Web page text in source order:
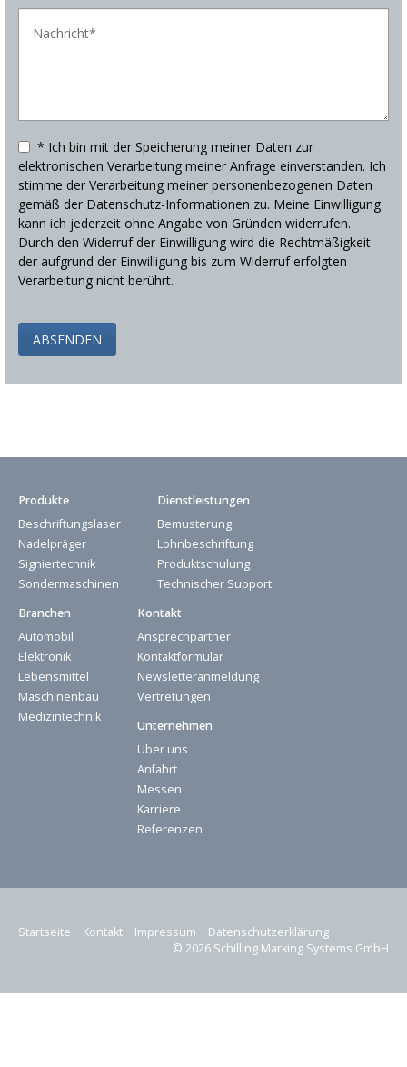
* Ich bin mit der Speicherung meiner Daten zur
elektronischen Verarbeitung meiner Anfrage einverstanden. Ich
stimme der Verarbeitung meiner personenbezogenen Daten
gemäß der Datenschutz-Informationen zu. Meine Einwilligung
kann ich jederzeit ohne Angabe von Gründen widerrufen.
Durch den Widerruf der Einwilligung wird die Rechtmäßigkeit
der aufgrund der Einwilligung bis zum Widerruf erfolgten
Verarbeitung nicht berührt.
Produkte
Beschriftungslaser
Nadelpräger
Signiertechnik
Sondermaschinen
Dienstleistungen
Bemusterung
Lohnbeschriftung
Produktschulung
Technischer Support
Branchen
Automobil
Elektronik
Lebensmittel
Maschinenbau
Medizintechnik
Kontakt
Ansprechpartner
Kontaktformular
Newsletteranmeldung
Vertretungen
Unternehmen
Über uns
Anfahrt
Messen
Karriere
Referenzen
Startseite Kontakt Impressum
Datenschutzerklärung
© 2026 Schilling Marking Systems GmbH